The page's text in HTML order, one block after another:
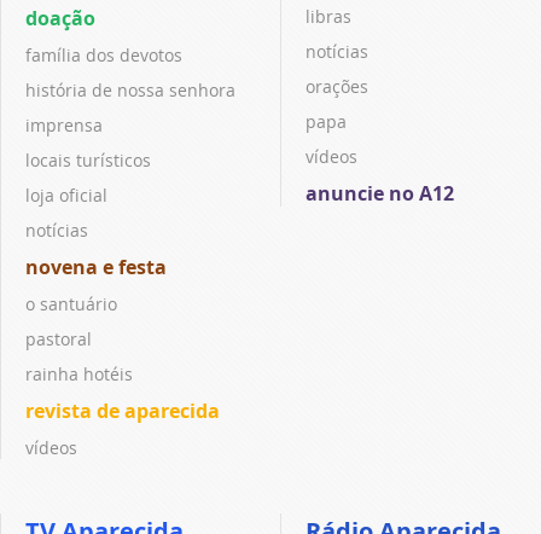
doação
família dos devotos
história de nossa senhora
imprensa
locais turísticos
loja oficial
notícias
novena e festa
o santuário
pastoral
rainha hotéis
revista de aparecida
vídeos
libras
notícias
orações
papa
vídeos
anuncie no A12